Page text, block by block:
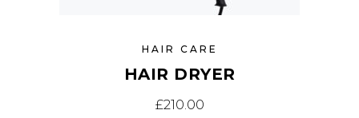
HAIR CARE
HAIR DRYER
£210.00